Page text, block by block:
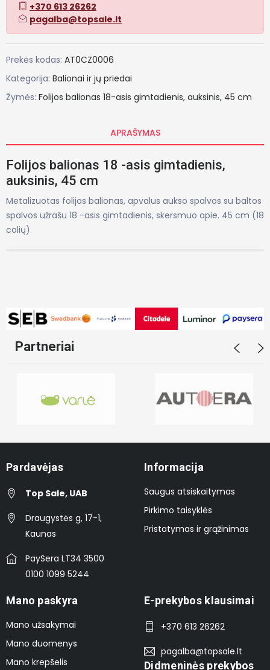
+370 613 26262
pagalba@topsale.lt
Prekės kodas: AT0CZ0006
Kategorija: Balionai ir jų priedai
Žymės: Folijos balionas 18-asis gimtadienis, auksinis, 45 cm
APRAŠYMAS
Folijos balionas 18 -asis gimtadienis,
auksinis, 45 cm
Metalizuotas folijos balionas, apvalus aukso spalvos su baltos
spalvos užrašu 18 -asis gimtadienis, skersmuo apie. 45 cm (18
colių).
Partneriai
Pardavėjas
Top Sale, UAB
Draugystės g, 17-1,
Kaunas
PaySera LT34 3500
0100 1099 5244
Informacija
Saugus atsiskaitymas
Pirkimo taisyklės
Pristatymas ir grąžinimas
Mano paskyra
Mano užsakymai
Mano duomenys
Mano krepšelis
E-prekybos klausimai
+370 613 26262
pagalba@topsale.lt
Didmeninės prekybos